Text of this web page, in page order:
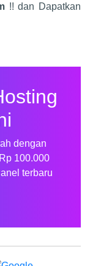
!! dan Dapatkan
dengan
100.000
terbaru